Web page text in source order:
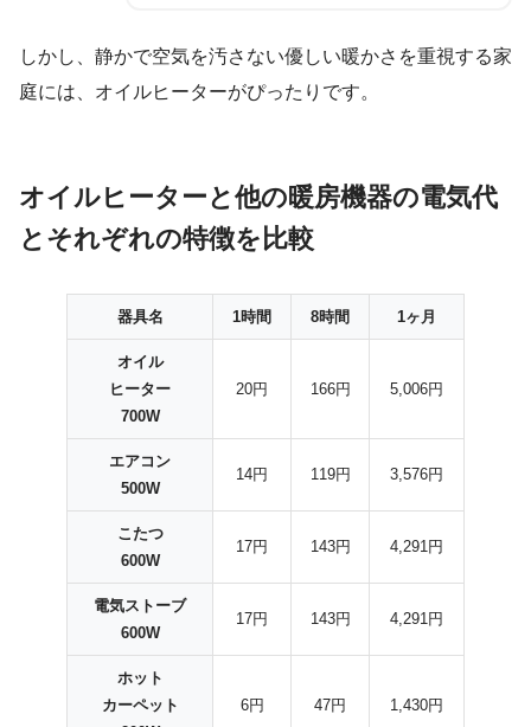
しかし、静かで空気を汚さない優しい暖かさを重視する家
庭には、オイルヒーターがぴったりです。
オイルヒーターと他の暖房機器の電気代
とそれぞれの特徴を比較
器具名 1時間 8時間 1ヶ月
オイル
ヒーター
700W
20円 166円 5,006円
エアコン
500W
14円 119円 3,576円
こたつ
600W
17円 143円 4,291円
電気ストーブ
600W
17円 143円 4,291円
ホット
カーペット
6円 47円 1,430円